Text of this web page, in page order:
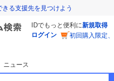
る支援先を見つけよう
IDでもっと便利に新規取得
ログイン
初回購入限定
ニュース